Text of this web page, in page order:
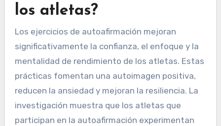
los atletas?
Los ejercicios de autoafirmación mejoran
significativamente la confianza, el enfoque y la
mentalidad de rendimiento de los atletas. Estas
prácticas fomentan una autoimagen positiva,
reducen la ansiedad y mejoran la resiliencia. La
investigación muestra que los atletas que
participan en la autoafirmación experimentan